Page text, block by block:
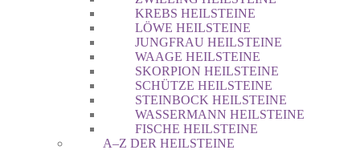
KREBS HEILSTEINE
LÖWE HEILSTEINE
JUNGFRAU HEILSTEINE
WAAGE HEILSTEINE
SKORPION HEILSTEINE
SCHÜTZE HEILSTEINE
STEINBOCK HEILSTEINE
WASSERMANN HEILSTEINE
FISCHE HEILSTEINE
A–Z DER HEILSTEINE